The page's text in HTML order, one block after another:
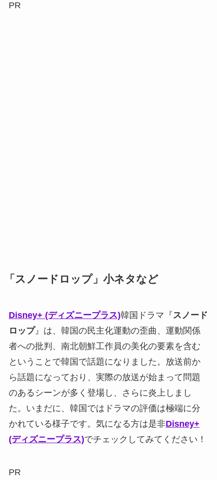
PR
「スノードロップ」小ネタなど
Disney+ (ディズニープラス)韓国ドラマ『スノード
ロップ』は、韓国の民主化運動の歪曲、運動関係
者への批判、南北朝鮮工作員の美化の要素を含む
ということで韓国で話題になりました。放送前か
ら話題になっており、実際の放送が始まって問題
のあるシーンが多く登場し、さらに炎上しまし
た。いまだに、韓国ではドラマの評価は極端に分
かれている様子です。気になる方は是非Disney+
(ディズニープラス)でチェックしてみてください！
PR